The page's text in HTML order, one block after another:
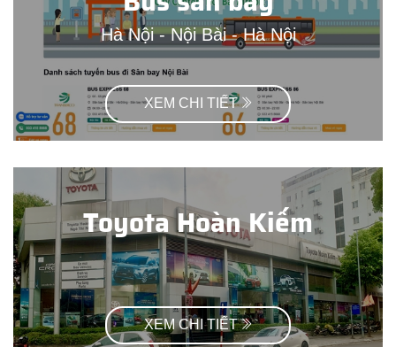
Hà Nội - Nội Bài - Hà Nội
XEM CHI TIẾT
Toyota Hoàn Kiếm
XEM CHI TIẾT